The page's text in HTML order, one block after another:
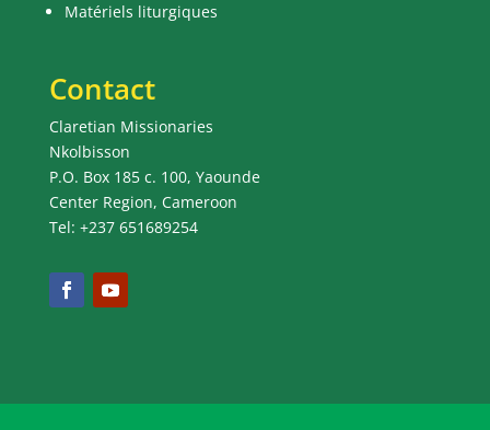
Matériels liturgiques
Contact
Claretian Missionaries
Nkolbisson
P.O. Box 185 c. 100, Yaounde
Center Region, Cameroon
Tel: +237 651689254